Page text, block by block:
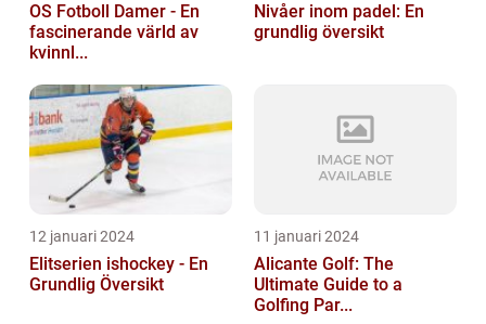
OS Fotboll Damer - En
fascinerande värld av
kvinnl...
Nivåer inom padel: En
grundlig översikt
12 januari 2024
Elitserien ishockey - En
Grundlig Översikt
11 januari 2024
Alicante Golf: The
Ultimate Guide to a
Golfing Par...